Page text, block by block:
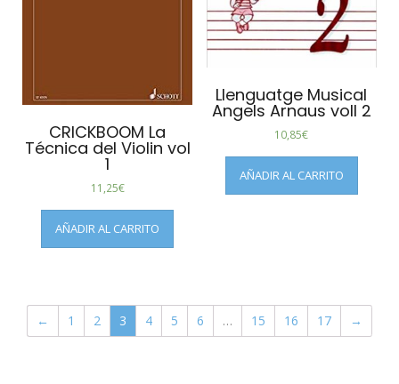
CRICKBOOM La
Técnica del Violin vol
1
11,25€
AÑADIR AL CARRITO
Llenguatge Musical
Angels Arnaus voll 2
10,85€
AÑADIR AL CARRITO
← 1 2 3 4 5 6 … 15 16 17 →